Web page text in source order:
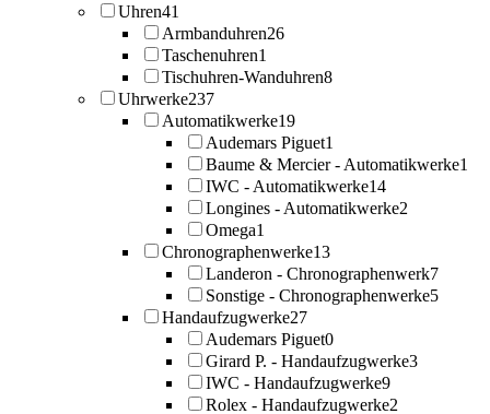
Uhren41
Armbanduhren26
Taschenuhren1
Tischuhren-Wanduhren8
Uhrwerke237
Automatikwerke19
Audemars Piguet1
Baume & Mercier - Automatikwerke1
IWC - Automatikwerke14
Longines - Automatikwerke2
Omega1
Chronographenwerke13
Landeron - Chronographenwerk7
Sonstige - Chronographenwerke5
Handaufzugwerke27
Audemars Piguet0
Girard P. - Handaufzugwerke3
IWC - Handaufzugwerke9
Rolex - Handaufzugwerke2